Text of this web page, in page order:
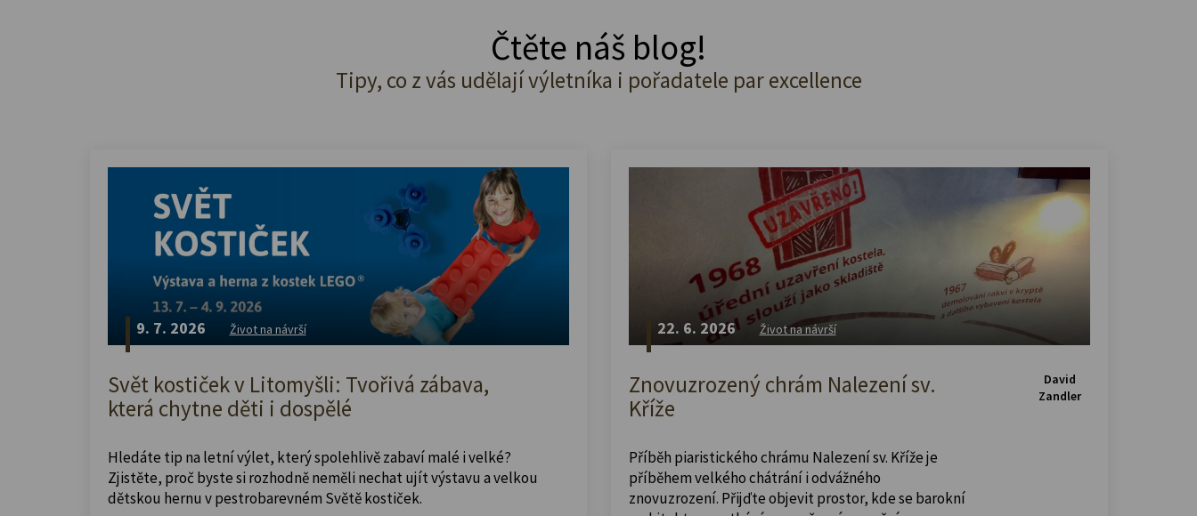
Čtěte náš blog!
Tipy, co z vás udělají výletníka i pořadatele par excellence
9. 7. 2026 Život na návrší
Svět kostiček v Litomyšli: Tvořivá zábava,
která chytne děti i dospělé
Hledáte tip na letní výlet, který spolehlivě zabaví malé i velké?
Zjistěte, proč byste si rozhodně neměli nechat ujít výstavu a velkou
dětskou hernu v pestrobarevném Světě kostiček.
22. 6. 2026 Život na návrší
Znovuzrozený chrám Nalezení sv.
Kříže
Příběh piaristického chrámu Nalezení sv. Kříže je
příběhem velkého chátrání i odvážného
znovuzrození. Přijďte objevit prostor, kde se barokní
David
Zandler